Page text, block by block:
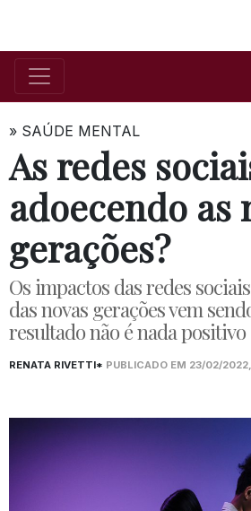
» SAÚDE MENTAL
As redes
adoecendo as
gerações?
Os impactos das redes
das novas gerações vem
resultado não é nada positivo
RENATA RIVETTI* PUBLICADO EM 23/02/